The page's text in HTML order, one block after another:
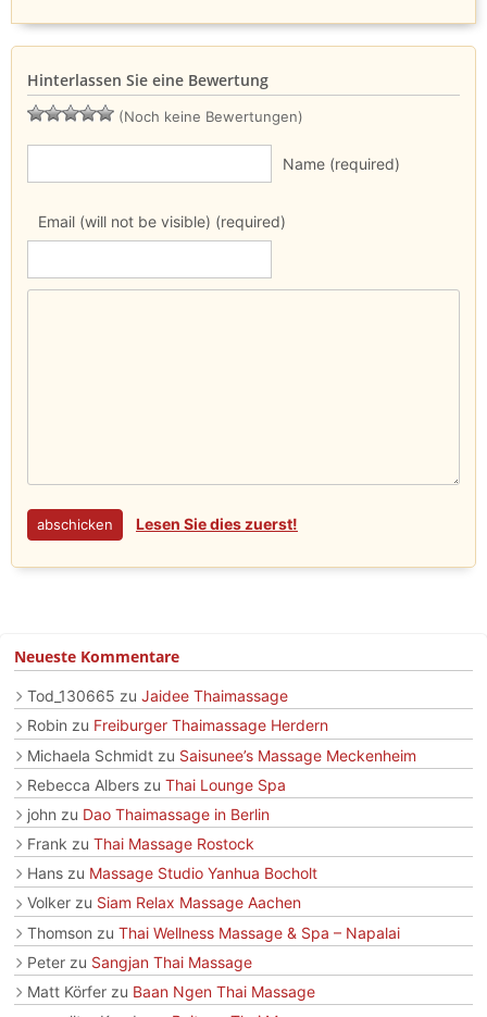
Hinterlassen Sie eine Bewertung
(Noch keine Bewertungen)
Name (required)
Email (will not be visible) (required)
Lesen Sie dies zuerst!
Neueste Kommentare
Tod_130665 zu Jaidee Thaimassage
Robin zu Freiburger Thaimassage Herdern
Michaela Schmidt zu Saisunee’s Massage Meckenheim
Rebecca Albers zu Thai Lounge Spa
john zu Dao Thaimassage in Berlin
Frank zu Thai Massage Rostock
Hans zu Massage Studio Yanhua Bocholt
Volker zu Siam Relax Massage Aachen
Thomson zu Thai Wellness Massage & Spa – Napalai
Peter zu Sangjan Thai Massage
Matt Körfer zu Baan Ngen Thai Massage